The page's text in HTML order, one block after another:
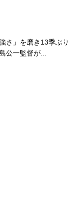
さ」を磨き13季ぶり
公一監督が...